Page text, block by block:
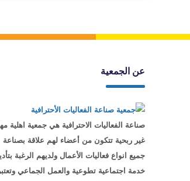
عن الجمعية
صناعة الفعاليات الاحترافية هي جمعية اهلية
غير ربحية تتكون من أعضاء لهم علاقة بصناعة
جميع انواع فعاليات الأعمال ولديهم الرغبة
خدمة اجتماعية تطوعية والعمل الجماعي وتعتبر